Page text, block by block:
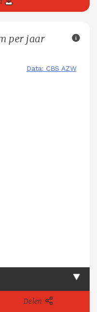
per jaar
Delen